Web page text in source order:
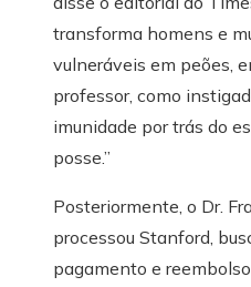
transforma homens e
vulneráveis ​​em peões,
professor, como
imunidade por trás do
posse.”
Posteriormente, o Dr.
processou Stanford,
pagamento e